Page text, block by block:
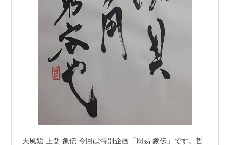
天風姤 上爻 象伝 今回は特別企画「周易 象伝」です。哲